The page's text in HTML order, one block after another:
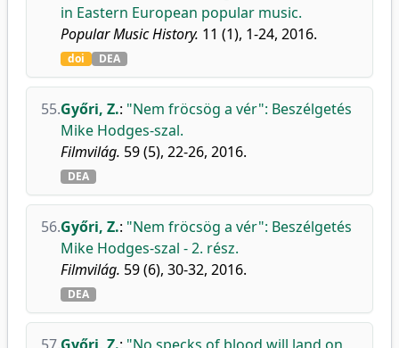
in Eastern European popular music.
Popular Music History. 11 (1), 1-24, 2016.
doi DEA
55.Győri, Z.: "Nem fröcsög a vér": Beszélgetés
Mike Hodges-szal.
Filmvilág. 59 (5), 22-26, 2016.
DEA
56.Győri, Z.: "Nem fröcsög a vér": Beszélgetés
Mike Hodges-szal - 2. rész.
Filmvilág. 59 (6), 30-32, 2016.
DEA